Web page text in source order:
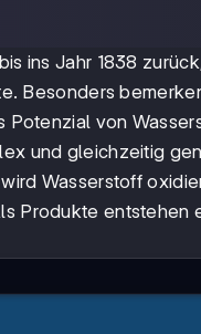
ins Jahr 1838
Besonders
Potenzial von
und gleichzeitig
Wasserstoff
Produkte entstehen